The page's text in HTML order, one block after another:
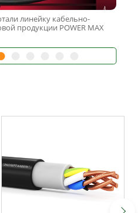
ЭЛЕКТРИЧЕСКИЕ СЕТИ
(БЭС)